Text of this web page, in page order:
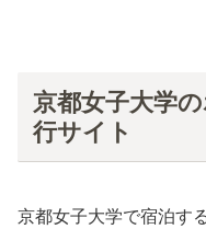
京都女子大学
行サイト
京都女子大学で宿泊す